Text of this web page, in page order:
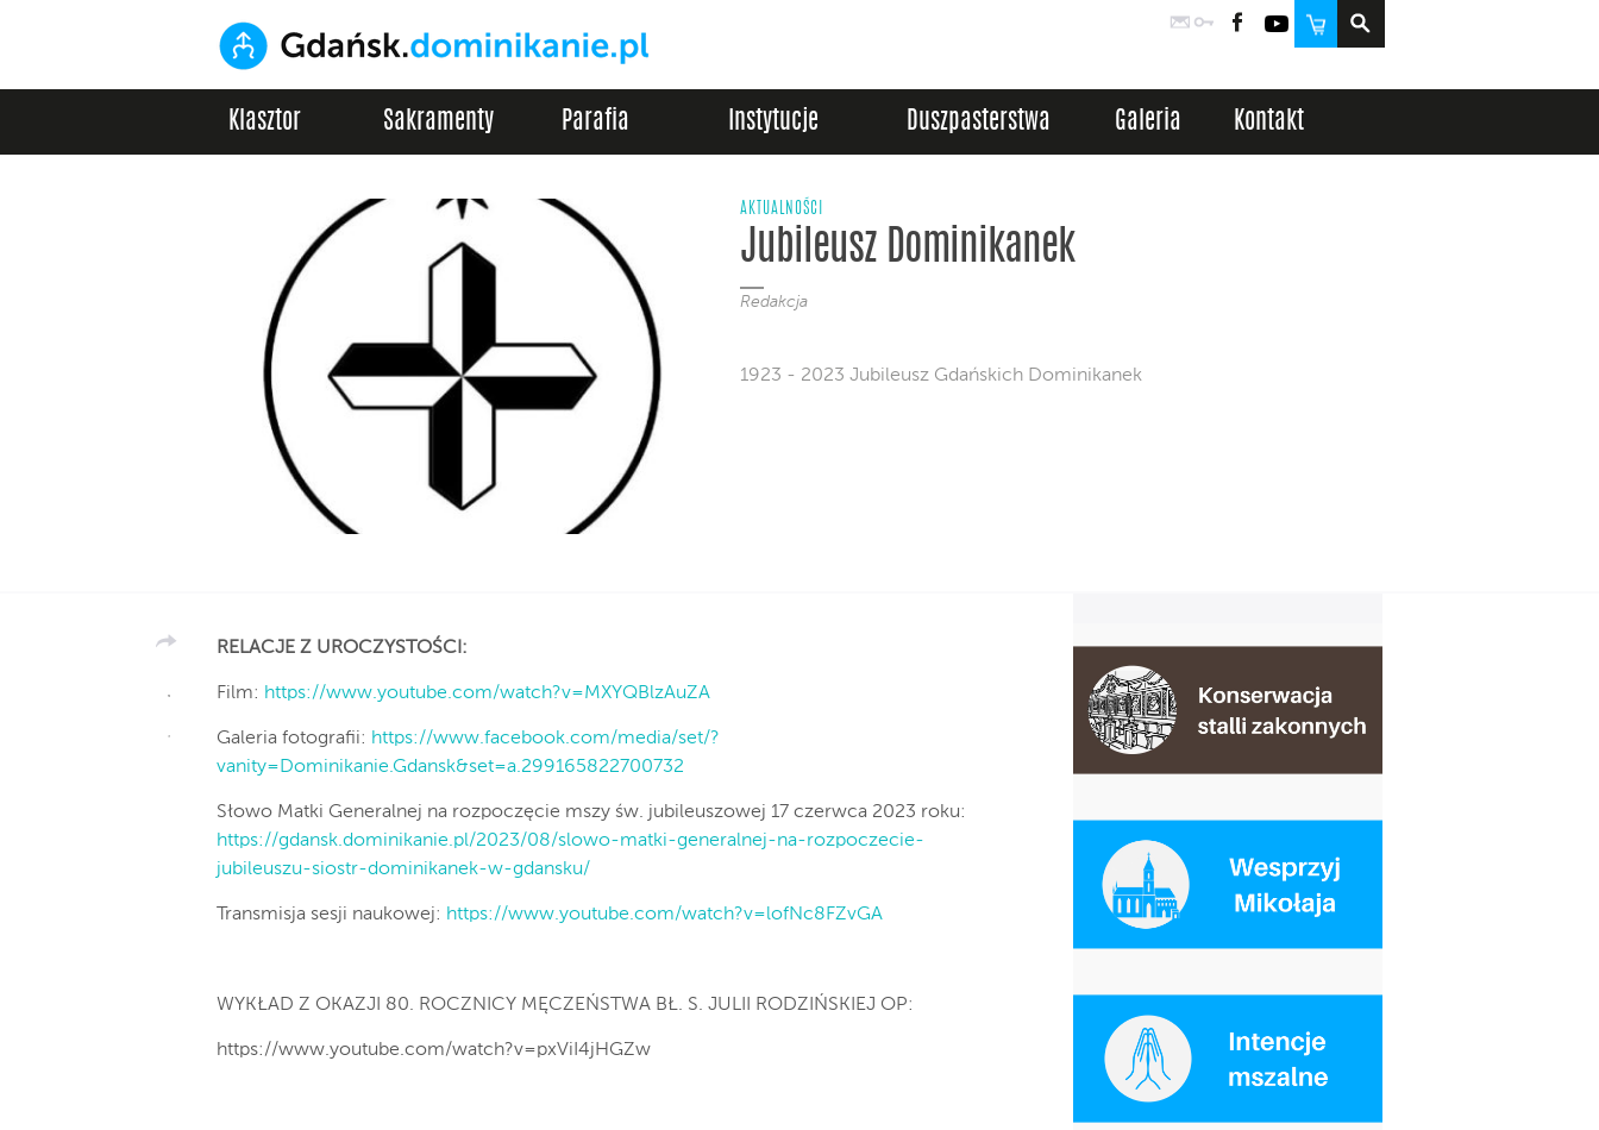
PocztaLogowanie
FacebookYouTube
Sklep
Klasztor Sakramenty Parafia Instytucje Duszpasterstwa Galeria Kontakt
AKTUALNOŚCI
Jubileusz Dominikanek
Redakcja
1923 - 2023 Jubileusz Gdańskich Dominikanek
RELACJE Z UROCZYSTOŚCI:
Film: https://www.youtube.com/watch?v=MXYQBlzAuZA
Galeria fotografii: https://www.facebook.com/media/set/?
vanity=Dominikanie.Gdansk&set=a.299165822700732
Słowo Matki Generalnej na rozpoczęcie mszy św. jubileuszowej 17 czerwca 2023 roku:
https://gdansk.dominikanie.pl/2023/08/slowo-matki-generalnej-na-rozpoczecie-
jubileuszu-siostr-dominikanek-w-gdansku/
Transmisja sesji naukowej: https://www.youtube.com/watch?v=lofNc8FZvGA
WYKŁAD Z OKAZJI 80. ROCZNICY MĘCZEŃSTWA BŁ. S. JULII RODZIŃSKIEJ OP:
https://www.youtube.com/watch?v=pxViI4jHGZw